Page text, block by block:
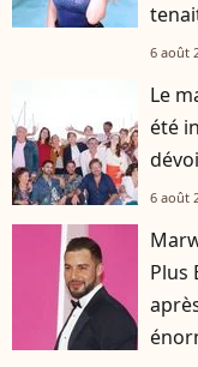
6 août
Le
été
6 août
Plus